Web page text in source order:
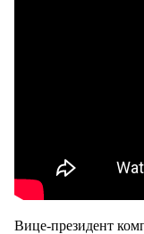
Вице-президент